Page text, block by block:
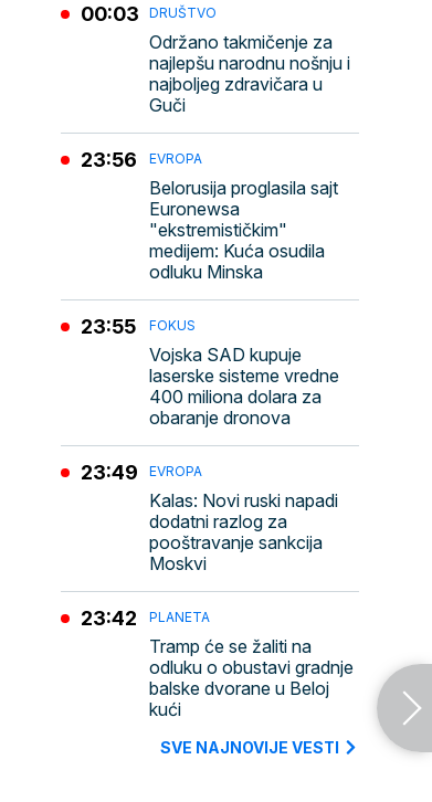
DRUŠTVO
Održano takmičenje za
najlepšu narodnu nošnju i
najboljeg zdravičara u
Guči
00:03
EVROPA
Belorusija proglasila sajt
Euronewsa
"ekstremističkim"
medijem: Kuća osudila
odluku Minska
23:56
FOKUS
Vojska SAD kupuje
laserske sisteme vredne
400 miliona dolara za
obaranje dronova
23:55
EVROPA
Kalas: Novi ruski napadi
dodatni razlog za
pooštravanje sankcija
Moskvi
23:49
PLANETA
Tramp će se žaliti na
odluku o obustavi gradnje
balske dvorane u Beloj
kući
23:42
SVE NAJNOVIJE VESTI